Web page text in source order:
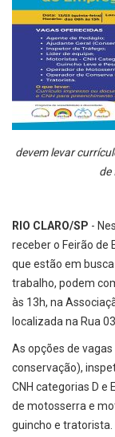
devem levar
de
RIO CLARO/SP -
receber o Feirão de
que estão em
trabalho, podem
às 13h, na
localizada na Rua
As opções de
conservação),
CNH categorias D e
de motosserra e
guincho e